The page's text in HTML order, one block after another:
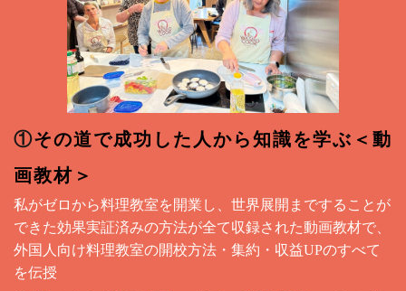
①その道で成功した人から知識を学ぶ＜動
画教材＞
私がゼロから料理教室を開業し、世界展開まですることが
できた効果実証済みの方法が全て収録された動画教材で、
外国人向け料理教室の開校方法・集約・収益UPのすべて
を伝授